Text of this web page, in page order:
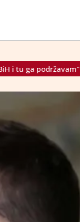
Iranci ismijavaju